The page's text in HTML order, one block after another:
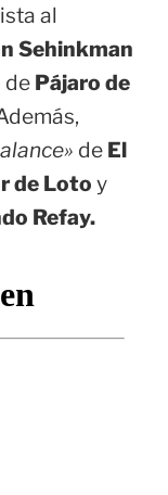
al
Sehinkman
de Pájaro de
de El
de Loto y
Refay.